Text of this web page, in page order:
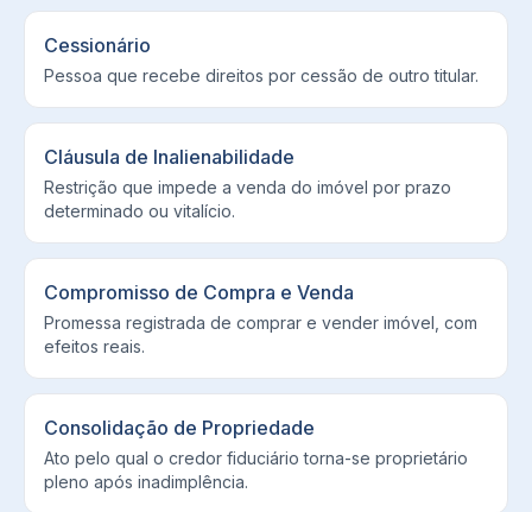
Cessionário
Pessoa que recebe direitos por cessão de outro titular.
Cláusula de Inalienabilidade
Restrição que impede a venda do imóvel por prazo
determinado ou vitalício.
Compromisso de Compra e Venda
Promessa registrada de comprar e vender imóvel, com
efeitos reais.
Consolidação de Propriedade
Ato pelo qual o credor fiduciário torna-se proprietário
pleno após inadimplência.